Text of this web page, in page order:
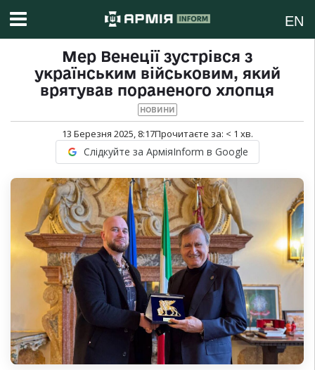
EN
Мер Венеції зустрівся з
українським військовим, який
врятував пораненого хлопця
НОВИНИ
13 Березня 2025, 8:17Прочитаєте за: < 1 хв.
Слідкуйте за АрміяInform в Google